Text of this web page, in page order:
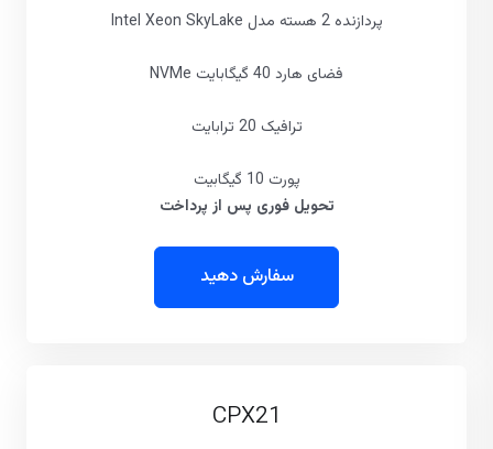
پردازنده 2 هسته مدل Intel Xeon SkyLake
فضای هارد 40 گیگابایت NVMe
ترافیک 20 ترابایت
پورت 10 گیگابیت
تحویل فوری پس از پرداخت
سفارش دهید
CPX21